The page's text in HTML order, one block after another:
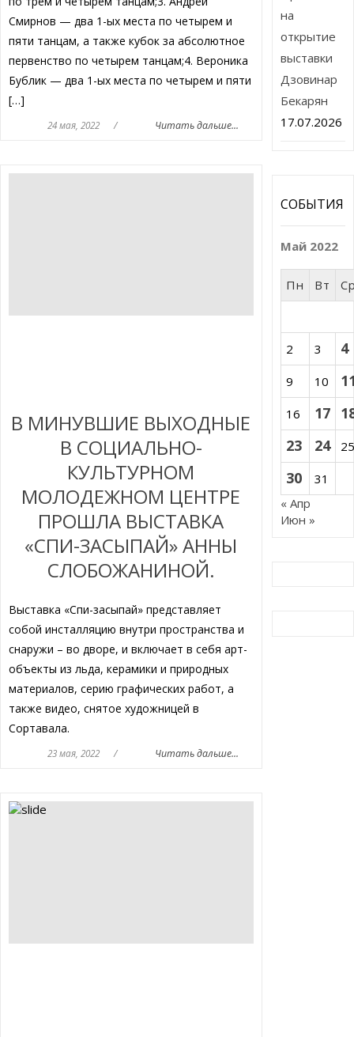
Смирнов — два 1-ых места по четырем и
пяти танцам, а также кубок за абсолютное
первенство по четырем танцам;4. Вероника
Бублик — два 1-ых места по четырем и пяти
[…]
24 мая, 2022 / Читать дальше...
В МИНУВШИЕ ВЫХОДНЫЕ
В СОЦИАЛЬНО-
КУЛЬТУРНОМ
МОЛОДЕЖНОМ ЦЕНТРЕ
ПРОШЛА ВЫСТАВКА
«СПИ-ЗАСЫПАЙ» АННЫ
СЛОБОЖАНИНОЙ.
Выставка «Спи-засыпай» представляет
собой инсталляцию внутри пространства и
снаружи – во дворе, и включает в себя арт-
объекты из льда, керамики и природных
материалов, серию графических работ, а
также видео, снятое художницей в
Сортавала.
23 мая, 2022 / Читать дальше...
на
открытие
выставки
Дзовинар
Бекарян
17.07.2026
СОБЫТИЯ
Май 2022
Пн Вт
2 3 4
9 10
16 17
23
24
30
31
« Апр
Июн »